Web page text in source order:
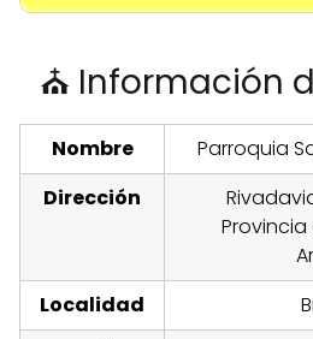
⛪ Información
Nombre
Parroquia
Dirección
Provincia
Localidad